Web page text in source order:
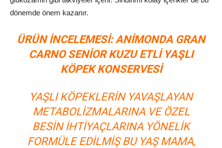
dönemde önem kazanır.
ÜRÜN İNCELEMESI: ANIMONDA GRAN
CARNO SENIOR KUZU ETLI YAŞLI
KÖPEK KONSERVESI
YAŞLI KÖPEKLERIN YAVAŞLAYAN
METABOLIZMALARINA VE ÖZEL
BESIN IHTIYAÇLARINA YÖNELIK
FORMÜLE EDILMIŞ BU YAŞ MAMA,